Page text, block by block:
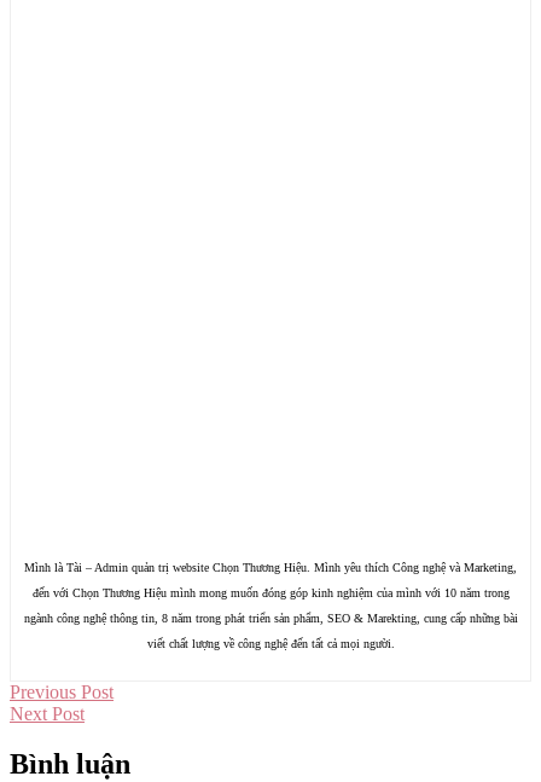
Mình là Tài – Admin quản trị website Chọn Thương Hiệu. Mình yêu thích Công nghệ và Marketing,
đến với Chọn Thương Hiệu mình mong muốn đóng góp kinh nghiệm của mình với 10 năm trong
ngành công nghệ thông tin, 8 năm trong phát triển sản phẩm, SEO & Marekting, cung cấp những bài
viết chất lượng về công nghệ đến tất cả mọi người.
Previous Post
Next Post
Bình luận